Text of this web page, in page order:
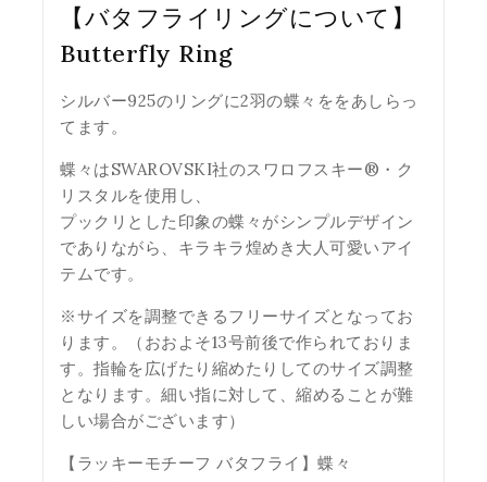
【バタフライリングについて】
Butterfly Ring
シルバー925のリングに2羽の蝶々ををあしらっ
てます。
蝶々はSWAROVSKI社のスワロフスキー®・ク
リスタルを使用し、
プックリとした印象の蝶々がシンプルデザイン
でありながら、キラキラ煌めき大人可愛いアイ
テムです。
※サイズを調整できるフリーサイズとなってお
ります。（おおよそ13号前後で作られておりま
す。指輪を広げたり縮めたりしてのサイズ調整
となります。細い指に対して、縮めることが難
しい場合がございます）
【ラッキーモチーフ バタフライ】蝶々